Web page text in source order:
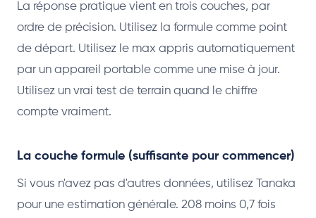
La réponse pratique vient en trois couches, par
ordre de précision. Utilisez la formule comme point
de départ. Utilisez le max appris automatiquement
par un appareil portable comme une mise à jour.
Utilisez un vrai test de terrain quand le chiffre
compte vraiment.
La couche formule (suffisante pour commencer)
Si vous n'avez pas d'autres données, utilisez Tanaka
pour une estimation générale. 208 moins 0,7 fois